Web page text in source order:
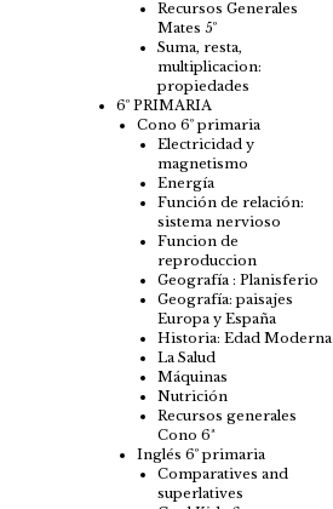
Recursos Generales
Mates 5º
Suma, resta,
multiplicacion:
propiedades
6º PRIMARIA
Cono 6º primaria
Electricidad y
magnetismo
Energía
Función de relación:
sistema nervioso
Funcion de
reproduccion
Geografía : Planisferio
Geografía: paisajes
Europa y España
Historia: Edad Moderna
La Salud
Máquinas
Nutrición
Recursos generales
Cono 6ª
Inglés 6º primaria
Comparatives and
superlatives